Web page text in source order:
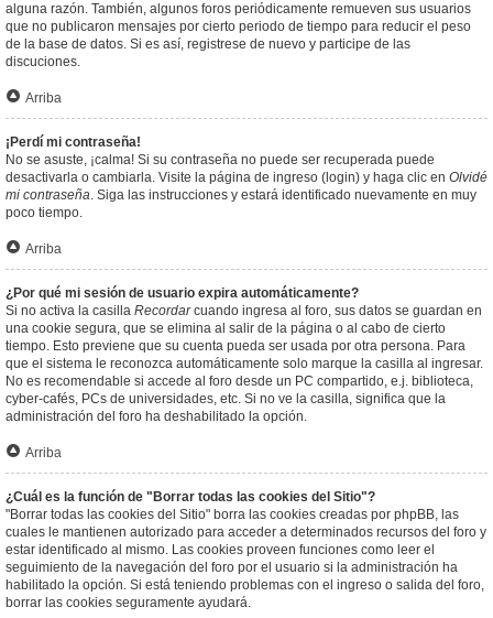
alguna razón. También, algunos foros periódicamente remueven sus usuarios
que no publicaron mensajes por cierto periodo de tiempo para reducir el peso
de la base de datos. Si es así, registrese de nuevo y participe de las
discuciones.
Arriba
¡Perdí mi contraseña!
No se asuste, ¡calma! Si su contraseña no puede ser recuperada puede
desactivarla o cambiarla. Visite la página de ingreso (login) y haga clic en Olvidé
mi contraseña. Siga las instrucciones y estará identificado nuevamente en muy
poco tiempo.
Arriba
¿Por qué mi sesión de usuario expira automáticamente?
Si no activa la casilla Recordarcuando ingresa al foro, sus datos se guardan en
una cookie segura, que se elimina al salir de la página o al cabo de cierto
tiempo. Esto previene que su cuenta pueda ser usada por otra persona. Para
que el sistema le reconozca automáticamente solo marque la casilla al ingresar.
No es recomendable si accede al foro desde un PC compartido, e.j. biblioteca,
cyber-cafés, PCs de universidades, etc. Si no ve la casilla, significa que la
administración del foro ha deshabilitado la opción.
Arriba
¿Cuál es la función de "Borrar todas las cookies del Sitio"?
"Borrar todas las cookies del Sitio" borra las cookies creadas por phpBB, las
cuales le mantienen autorizado para acceder a determinados recursos del foro y
estar identificado al mismo. Las cookies proveen funciones como leer el
seguimiento de la navegación del foro por el usuario si la administración ha
habilitado la opción. Si está teniendo problemas con el ingreso o salida del foro,
borrar las cookies seguramente ayudará.